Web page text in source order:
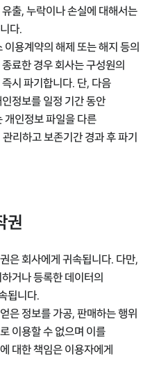
출, 누락이나 손실에 대해서는
다.
용계약의 해제 또는 해지 등의
료한 경우 회사는 구성원의
시 파기합니다. 단, 다음
정보를 일정 기간 동안
개인정보 파일을 다른
리하고 보존기간 경과 후 파기
권
은 회사에게 귀속됩니다. 다만,
거나 등록한 데이터의
됩니다.
은 정보를 가공, 판매하는 행위
이용할 수 없으며 이를
대한 책임은 이용자에게